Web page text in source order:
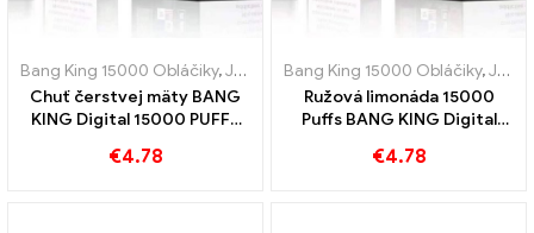
Bang King 15000 Obláčiky,Jednorazové elektronické cigarety Švédsko
Chuť čerstvej mäty BANG
KING Digital 15000 PUFFS
€4.78
Bang King 15000 Obláčiky,Jednorazové elektronické cigarety Švédsko
Ružová limonáda 15000
Puffs BANG KING Digital
zážitok
€4.78